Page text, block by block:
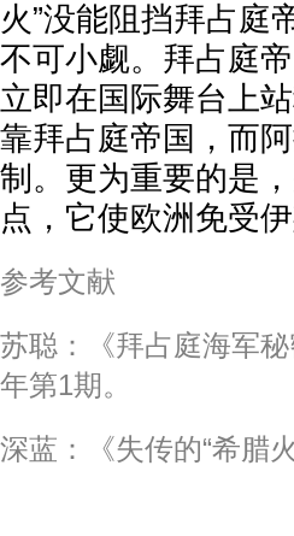
火”没能阻挡拜占庭
不可小觑。拜占庭
立即在国际舞台上
靠拜占庭帝国，而
制。更为重要的是
点，它使欧洲免受
参考文献
苏聪：《拜占庭海军
年第1期。
深蓝：《失传的“希腊